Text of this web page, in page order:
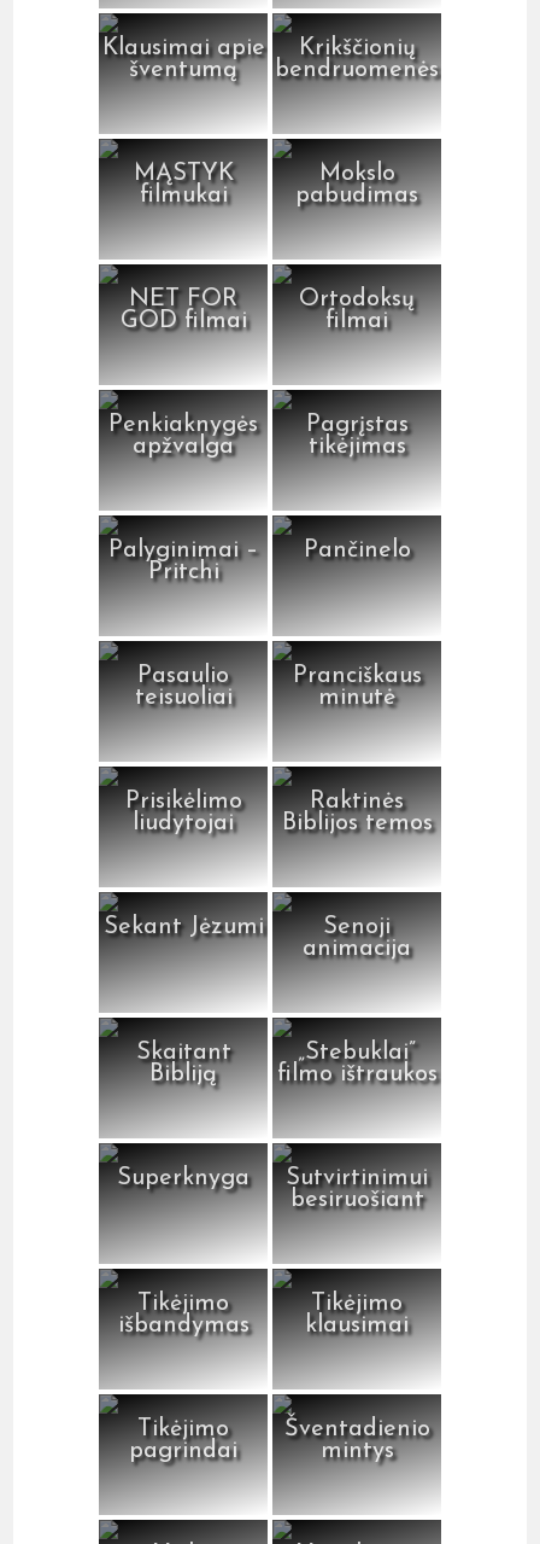
Klausimai apie
šventumą
Krikščionių
bendruomenės
MĄSTYK
filmukai
Mokslo
pabudimas
NET FOR
GOD filmai
Ortodoksų
filmai
Penkiaknygės
apžvalga
Pagrįstas
tikėjimas
Palyginimai –
Pritchi
Pančinelo
Pasaulio
teisuoliai
Pranciškaus
minutė
Prisikėlimo
liudytojai
Raktinės
Biblijos temos
Sekant Jėzumi
Senoji
animacija
Skaitant
Bibliją
„Stebuklai”
filmo ištraukos
Superknyga
Sutvirtinimui
besiruošiant
Tikėjimo
išbandymas
Tikėjimo
klausimai
Tikėjimo
pagrindai
Šventadienio
mintys